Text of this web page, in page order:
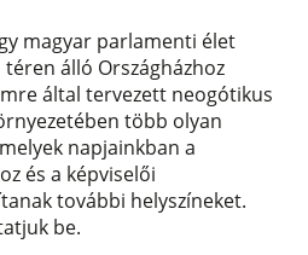
magyar parlamenti élet
álló Országházhoz
által tervezett neogótikus
több olyan
napjainkban a
és a képviselői
további helyszíneket.
be.